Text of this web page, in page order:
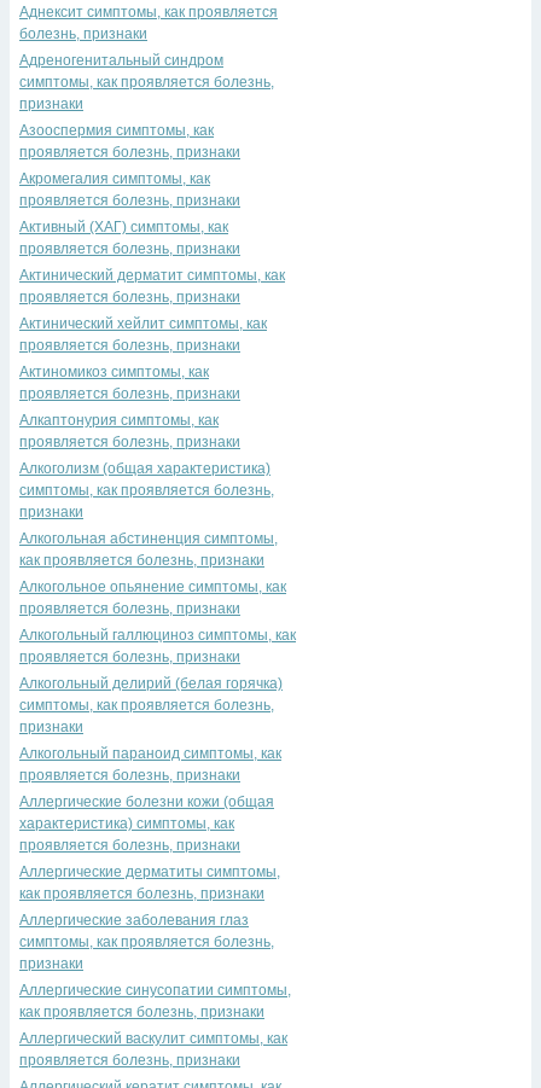
Аднексит симптомы, как проявляется
болезнь, признаки
Адреногенитальный синдром
симптомы, как проявляется болезнь,
признаки
Азооспермия симптомы, как
проявляется болезнь, признаки
Акромегалия симптомы, как
проявляется болезнь, признаки
Активный (ХАГ) симптомы, как
проявляется болезнь, признаки
Актинический дерматит симптомы, как
проявляется болезнь, признаки
Актинический хейлит симптомы, как
проявляется болезнь, признаки
Актиномикоз симптомы, как
проявляется болезнь, признаки
Алкаптонурия симптомы, как
проявляется болезнь, признаки
Алкоголизм (общая характеристика)
симптомы, как проявляется болезнь,
признаки
Алкогольная абстиненция симптомы,
как проявляется болезнь, признаки
Алкогольное опьянение симптомы, как
проявляется болезнь, признаки
Алкогольный галлюциноз симптомы, как
проявляется болезнь, признаки
Алкогольный делирий (белая горячка)
симптомы, как проявляется болезнь,
признаки
Алкогольный параноид симптомы, как
проявляется болезнь, признаки
Аллергические болезни кожи (общая
характеристика) симптомы, как
проявляется болезнь, признаки
Аллергические дерматиты симптомы,
как проявляется болезнь, признаки
Аллергические заболевания глаз
симптомы, как проявляется болезнь,
признаки
Аллергические синусопатии симптомы,
как проявляется болезнь, признаки
Аллергический васкулит симптомы, как
проявляется болезнь, признаки